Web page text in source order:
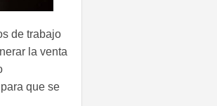
de trabajo
la venta
que se